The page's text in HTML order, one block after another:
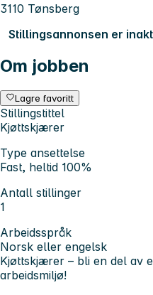
3110 Tønsberg
Stillingsannonsen er
Om jobben
Lagre favoritt
Stillingstittel
Kjøttskjærer
Type ansettelse
Fast, heltid 100%
Antall stillinger
1
Arbeidsspråk
Norsk eller engelsk
Kjøttskjærer – bli en del av
arbeidsmiljø!